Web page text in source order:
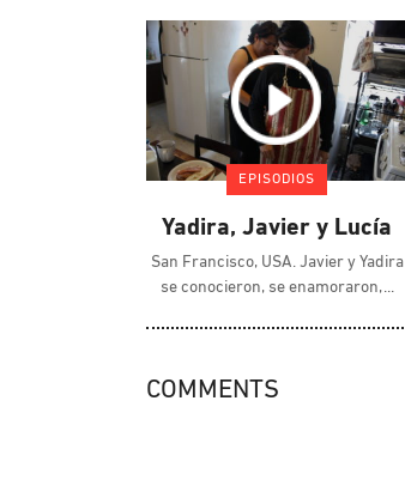
EPISODIOS
Yadira, Javier y Lucía
San Francisco, USA. Javier y Yadira
se conocieron, se enamoraron,
COMMENTS